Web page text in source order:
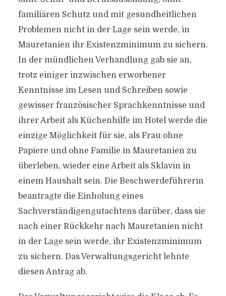
familiären Schutz und mit gesundheitlichen
Problemen nicht in der Lage sein werde, in
Mauretanien ihr Existenzminimum zu sichern.
In der mündlichen Verhandlung gab sie an,
trotz einiger inzwischen erworbener
Kenntnisse im Lesen und Schreiben sowie
gewisser französischer Sprachkenntnisse und
ihrer Arbeit als Küchenhilfe im Hotel werde die
einzige Möglichkeit für sie, als Frau ohne
Papiere und ohne Familie in Mauretanien zu
überleben, wieder eine Arbeit als Sklavin in
einem Haushalt sein. Die Beschwerdeführerin
beantragte die Einholung eines
Sachverständigengutachtens darüber, dass sie
nach einer Rückkehr nach Mauretanien nicht
in der Lage sein werde, ihr Existenzminimum
zu sichern. Das Verwaltungsgericht lehnte
diesen Antrag ab.